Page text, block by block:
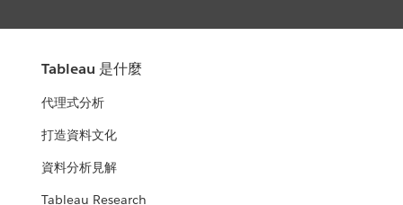
Tableau 是什麼
代理式分析
打造資料文化
資料分析見解
Tableau Research